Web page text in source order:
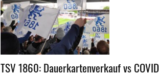
TSV 1860: Dauerkartenverkauf vs